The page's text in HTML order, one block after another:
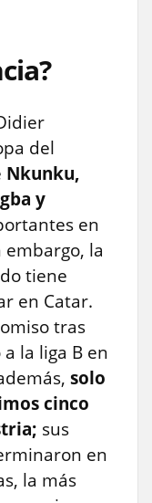
del
Nkunku,
y
en
la
tiene
en Catar.
tras
la liga B en
solo
cinco
sus
en
la más